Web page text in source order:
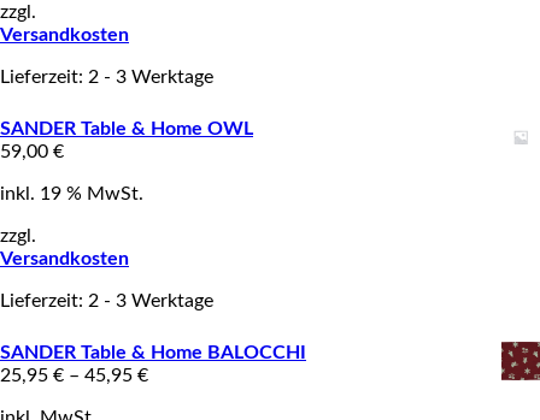
zzgl.
Versandkosten
Lieferzeit: 2 - 3 Werktage
SANDER Table & Home OWL
59,00 €
inkl. 19 % MwSt.
zzgl.
Versandkosten
Lieferzeit: 2 - 3 Werktage
SANDER Table & Home BALOCCHI
25,95 € – 45,95 €